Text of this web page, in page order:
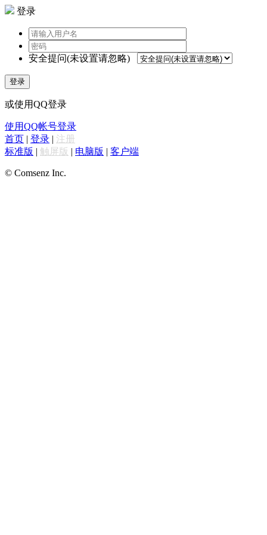
登录
安全提问(未设置请忽略)
登录
或使用QQ登录
使用QQ帐号登录
首页 | 登录 | 注册
标准版 | 触屏版 | 电脑版 | 客户端
© Comsenz Inc.